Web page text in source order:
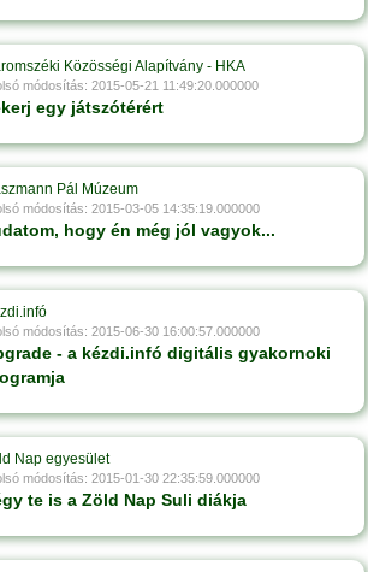
Közösségi Alapítvány - HKA
módosítás: 2015-05-21 11:49:20.000000
egy játszótérért
Pál Múzeum
módosítás: 2015-03-05 14:35:19.000000
hogy én még jól vagyok...
módosítás: 2015-06-30 16:00:57.000000
- a kézdi.infó digitális gyakornoki
Nap egyesület
módosítás: 2015-01-30 22:35:59.000000
te is a Zöld Nap Suli diákja